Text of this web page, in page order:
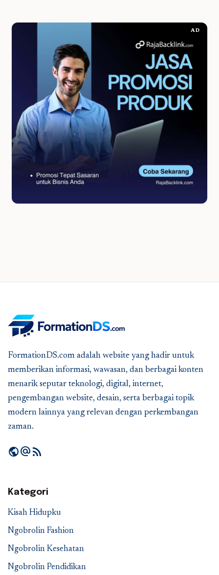
AD
FormationDS.com adalah website yang hadir untuk
memberikan informasi, wawasan, dan berbagai konten
menarik seputar teknologi, digital, internet,
pengembangan website, desain, serta berbagai topik
modern lainnya yang relevan dengan perkembangan
zaman.
publicalternate_emailrss_feed
Kategori
Kisah Hidupku
Ngobrolin Fashion
Ngobrolin Kesehatan
Ngobrolin Pendidikan